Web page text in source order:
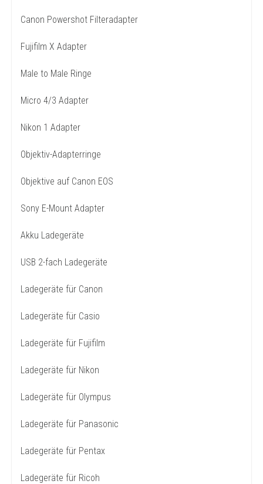
Canon Powershot Filteradapter
Fujifilm X Adapter
Male to Male Ringe
Micro 4/3 Adapter
Nikon 1 Adapter
Objektiv-Adapterringe
Objektive auf Canon EOS
Sony E-Mount Adapter
Akku Ladegeräte
USB 2-fach Ladegeräte
Ladegeräte für Canon
Ladegeräte für Casio
Ladegeräte für Fujifilm
Ladegeräte für Nikon
Ladegeräte für Olympus
Ladegeräte für Panasonic
Ladegeräte für Pentax
Ladegeräte für Ricoh